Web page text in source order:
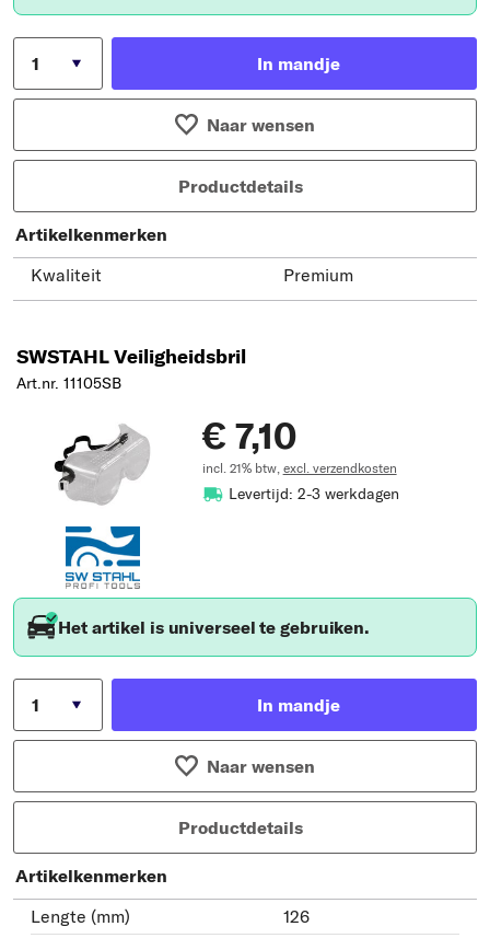
In mandje
Naar wensen
Productdetails
Artikelkenmerken
Kwaliteit
Premium
SWSTAHL Veiligheidsbril
Art.nr. 11105SB
€ 7,10
incl. 21% btw, excl. verzendkosten
Levertijd: 2-3 werkdagen
Het artikel is universeel te gebruiken.
In mandje
Naar wensen
Productdetails
Artikelkenmerken
Lengte (mm)
126